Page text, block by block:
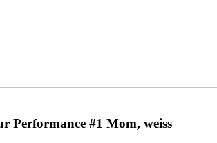
Performance #1 Mom, weiss